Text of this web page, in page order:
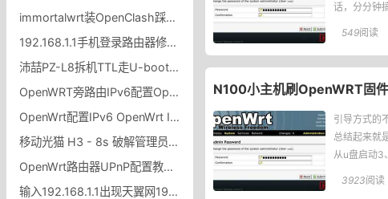
immortalwrt装OpenClash踩坑记，图标不显示 + UDP 冲突？
192.168.1.1手机登录路由器修改wifi密码？
沛喆PZ-L8拆机TTL走U-boot刷116MiB大分区沛喆PZ-L8Nwrt固件
OpenWRT旁路由IPv6配置OpenWRT旁路由开启IPv6协议方法
OpenWrt配置IPv6 OpenWrt IPv6自动分配给局域网设备
移动光猫 H3 - 8s 破解管理员密码
OpenWrt路由器UPnP配置教程OpenWrt路由器UPnP开启设置规则
输入192.168.1.1出现天翼网192.168.1.1出现中国电信天翼网关怎么办
话，分分钟
549阅读
N100小主机刷OpenWRT固
引导方式的
总结起来就
从u盘启动3
3923阅读